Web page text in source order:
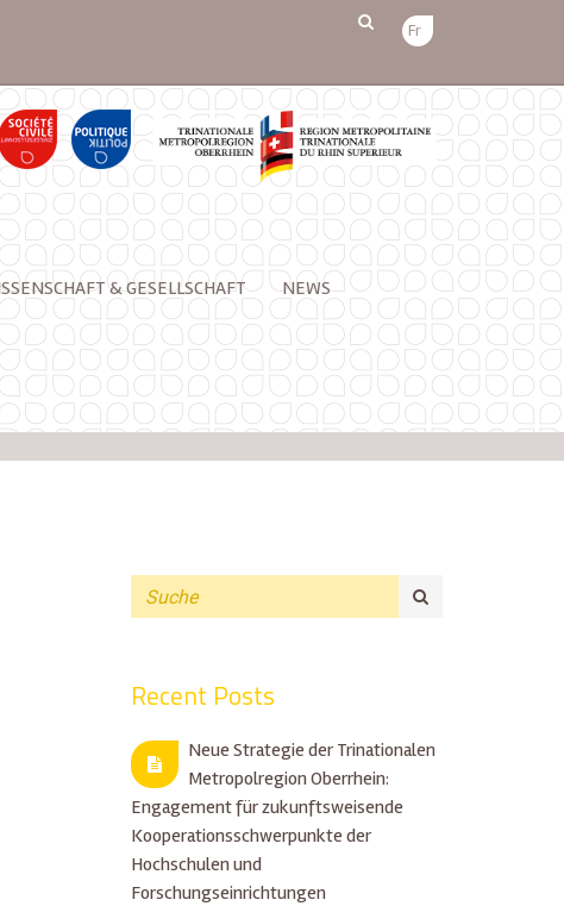
Fr
& GESELLSCHAFT NEWS
Recent Posts
Neue Strategie der Trinationalen
Metropolregion Oberrhein:
Engagement für zukunftsweisende
Kooperationsschwerpunkte der
Hochschulen und
Forschungseinrichtungen